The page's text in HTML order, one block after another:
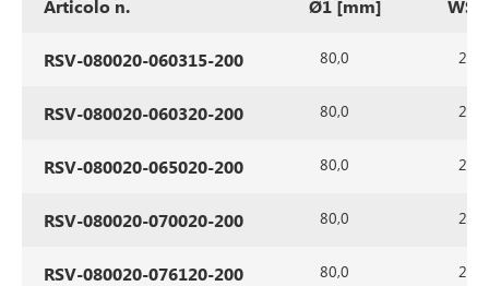
Articolo n. Ø1 [mm]
RSV-080020-060315-200 80,0 2,0
RSV-080020-060320-200 80,0 2,0
RSV-080020-065020-200 80,0 2,0
RSV-080020-070020-200 80,0 2,0
RSV-080020-076120-200 80,0 2,0